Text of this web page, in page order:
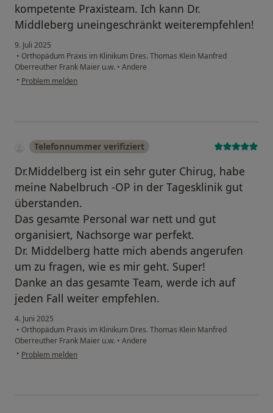
kompetente Praxisteam. Ich kann Dr.
Middleberg uneingeschränkt weiterempfehlen!
9. Juli 2025
• Orthopädum Praxis im Klinikum Dres. Thomas Klein Manfred
Oberreuther Frank Maier u.w. • Andere
• Problem melden
Telefonnummer verifiziert
Dr.Middelberg ist ein sehr guter Chirug, habe
meine Nabelbruch -OP in der Tagesklinik gut
überstanden.
Das gesamte Personal war nett und gut
organisiert, Nachsorge war perfekt.
Dr. Middelberg hatte mich abends angerufen
um zu fragen, wie es mir geht. Super!
Danke an das gesamte Team, werde ich auf
jeden Fall weiter empfehlen.
4. Juni 2025
• Orthopädum Praxis im Klinikum Dres. Thomas Klein Manfred
Oberreuther Frank Maier u.w. • Andere
• Problem melden